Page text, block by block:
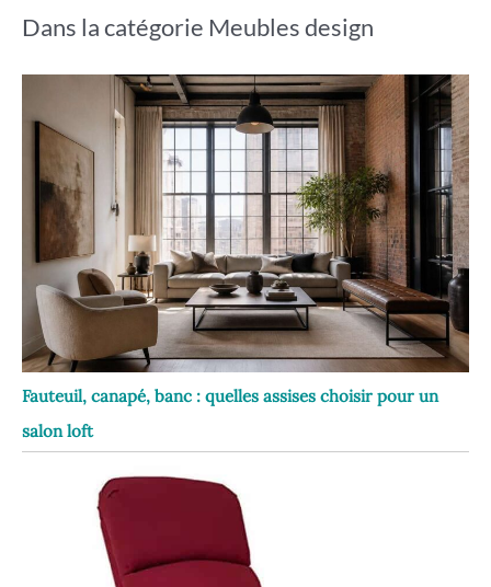
Dans la catégorie Meubles design
Fauteuil, canapé, banc : quelles assises choisir pour un
salon loft